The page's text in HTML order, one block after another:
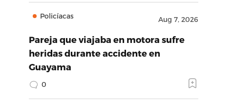
Policíacas Aug 7, 2026
Pareja que viajaba en motora sufre
heridas durante accidente en
Guayama
0